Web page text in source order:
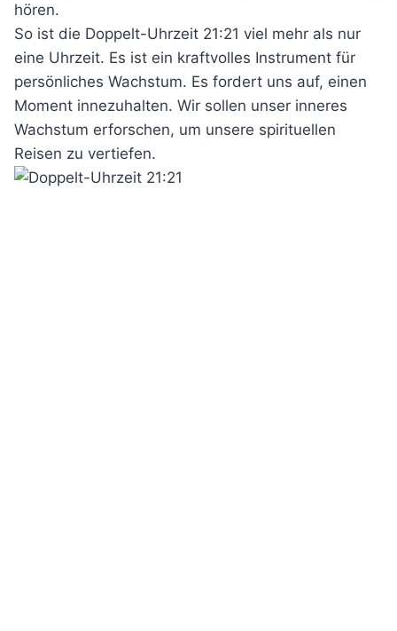
hören.
So ist die Doppelt-Uhrzeit 21:21 viel mehr als nur
eine Uhrzeit. Es ist ein kraftvolles Instrument für
persönliches Wachstum. Es fordert uns auf, einen
Moment innezuhalten. Wir sollen unser inneres
Wachstum erforschen, um unsere spirituellen
Reisen zu vertiefen.